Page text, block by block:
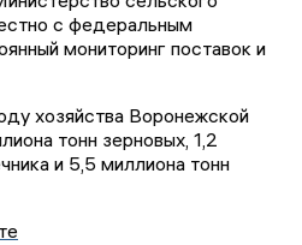
с федеральным
мониторинг поставок и
хозяйства Воронежской
тонн зерновых, 1,2
и 5,5 миллиона тонн